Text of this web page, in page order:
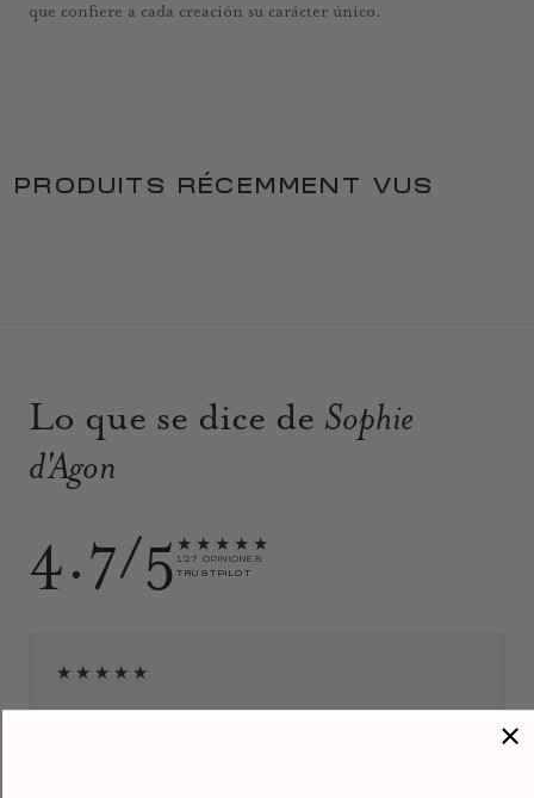
que confiere a cada creación su carácter único.
PRODUITS RÉCEMMENT VUS
Lo que se dice de Sophie
d'Agon
4.7/5 ★★★★★
127 OPINIONES
TRUSTPILOT
★★★★★